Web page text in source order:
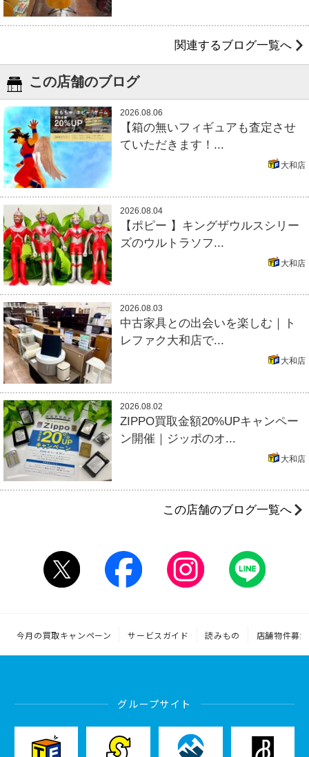
関連するブログ一覧へ
この店舗のブログ
2026.08.06
【箱の無いフィギュアも査定させ
ていただきます！...
大和店
2026.08.04
【ポピー 】キングザウルスシリー
ズのウルトラソフ...
大和店
2026.08.03
中古家具との出会いを楽しむ｜ト
レファク大和店で...
大和店
2026.08.02
ZIPPO買取金額20%UPキャンペー
ン開催｜ジッポのオ...
大和店
この店舗のブログ一覧へ
今月の買取キャンペーン サービスガイド 読みもの 店舗物件募集
グループサイト